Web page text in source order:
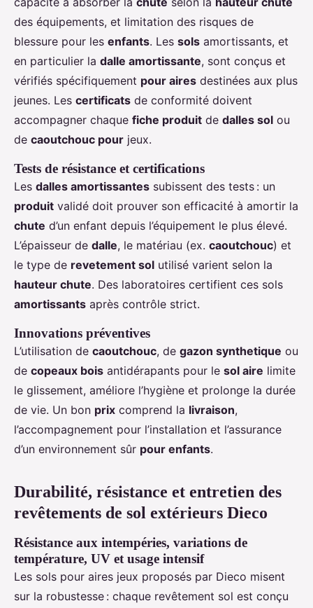
des équipements, et limitation des risques de
blessure pour les enfants. Les sols amortissants, et
en particulier la dalle amortissante, sont conçus et
vérifiés spécifiquement pour aires destinées aux plus
jeunes. Les certificats de conformité doivent
accompagner chaque fiche produit de dalles sol ou
de caoutchouc pour jeux.
Tests de résistance et certifications
Les dalles amortissantes subissent des tests : un
produit validé doit prouver son efficacité à amortir la
chute d’un enfant depuis l’équipement le plus élevé.
L’épaisseur de dalle, le matériau (ex. caoutchouc) et
le type de revetement sol utilisé varient selon la
hauteur chute. Des laboratoires certifient ces sols
amortissants après contrôle strict.
Innovations préventives
L’utilisation de caoutchouc, de gazon synthetique ou
de copeaux bois antidérapants pour le sol aire limite
le glissement, améliore l’hygiène et prolonge la durée
de vie. Un bon prix comprend la livraison,
l’accompagnement pour l’installation et l’assurance
d’un environnement sûr pour enfants.
Durabilité, résistance et entretien des
revêtements de sol extérieurs Dieco
Résistance aux intempéries, variations de
température, UV et usage intensif
Les sols pour aires jeux proposés par Dieco misent
sur la robustesse : chaque revêtement sol est conçu